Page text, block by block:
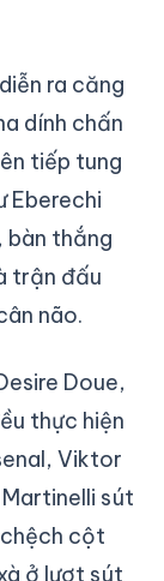
ra căng
dính chấn
tiếp tung
Eberechi
bàn thắng
trận đấu
não.
Doue,
thực hiện
Viktor
sút
chệch cột
ở lượt sút